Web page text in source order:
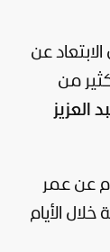
الابتعاد عن
من
العزيز
عن عمر
خلال الأيام